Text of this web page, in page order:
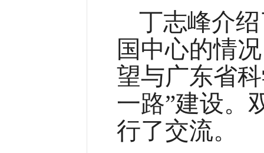
丁志峰介
国中心的情
望与广东省
一路”建设。
行了交流。